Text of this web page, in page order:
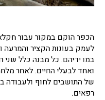
הכפר הוקם במקור עבור
לעמק בעונות הקציר והמרעה
במו ידיהם. כל מבנה כלל
ואחד לבעלי החיים. לאחר
של התושבים לחוף ולעבודה
רפאים.